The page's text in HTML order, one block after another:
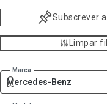
Subscrever
Limpar
Marca
Mercedes-Benz